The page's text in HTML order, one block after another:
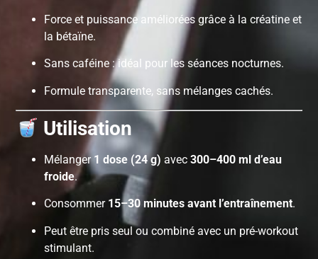
Force et puissance améliorées grâce à la créatine et
la bétaïne.
Sans caféine : idéal pour les séances nocturnes.
Formule transparente, sans mélanges cachés.
Utilisation
Mélanger1 dose (24 g) avec300–400 ml d’eau
froide.
Consommer 15–30 minutes avant l’entraînement.
Peut être pris seul ou combiné avec un pré-workout
stimulant.